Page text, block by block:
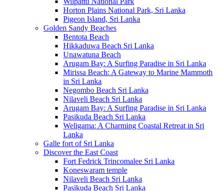
Horton Plains National Park, Sri Lanka
Pigeon Island, Sri Lanka
Golden Sandy Beaches
Bentota Beach
Hikkaduwa Beach Sri Lanka
Unawatuna Beach
Arugam Bay: A Surfing Paradise in Sri Lanka
Mirissa Beach: A Gateway to Marine Mammoth
in Sri Lanka
Negombo Beach Sri Lanka
Nilaveli Beach Sri Lanka
Arugam Bay: A Surfing Paradise in Sri Lanka
Pasikuda Beach Sri Lanka
Weligama: A Charming Coastal Retreat in Sri
Lanka
Galle fort of Sri Lanka
Discover the East Coast
Fort Fedrick Trincomalee Sri Lanka
Koneswaram temple
Nilaveli Beach Sri Lanka
Pasikuda Beach Sri Lanka